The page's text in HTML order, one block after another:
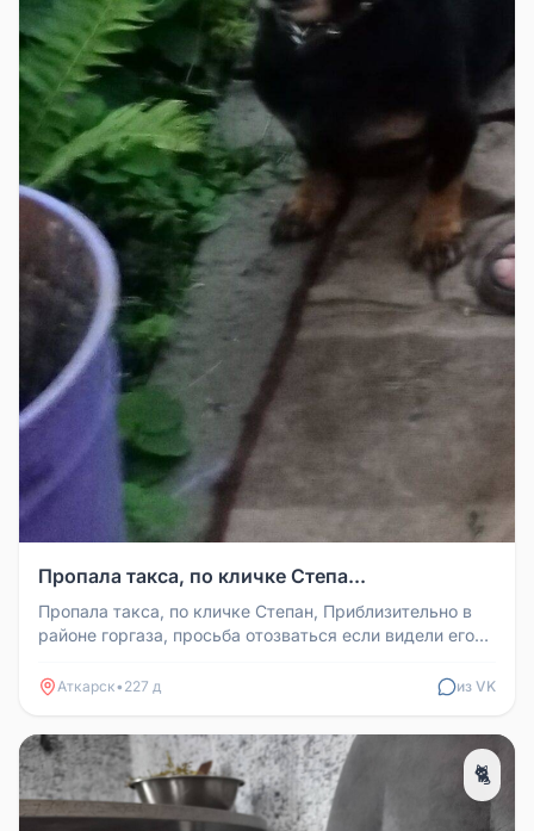
Пропала такса, по кличке Степа...
Пропала такса, по кличке Степан, Приблизительно в
районе горгаза, просьба отозваться если видели его
Аткарск• 227 д из VK
🐈